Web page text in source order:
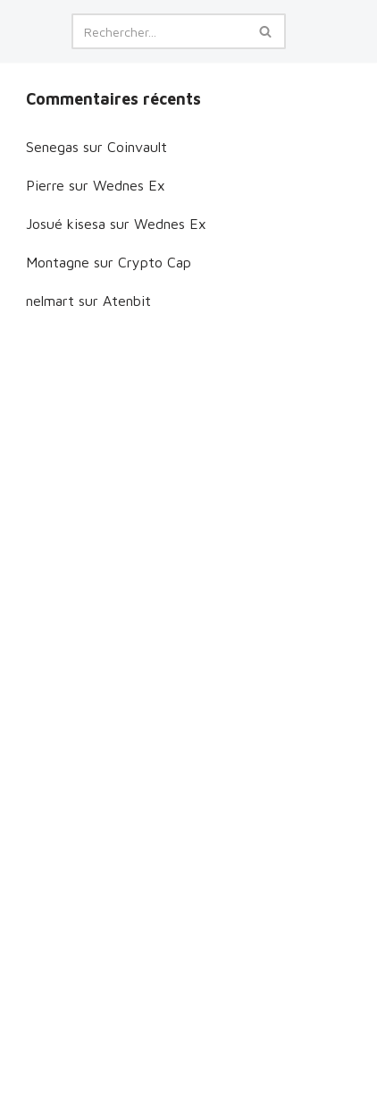
Commentaires récents
Senegas sur Coinvault
Pierre sur Wednes Ex
Josué kisesa sur Wednes Ex
Montagne sur Crypto Cap
nelmart sur Atenbit